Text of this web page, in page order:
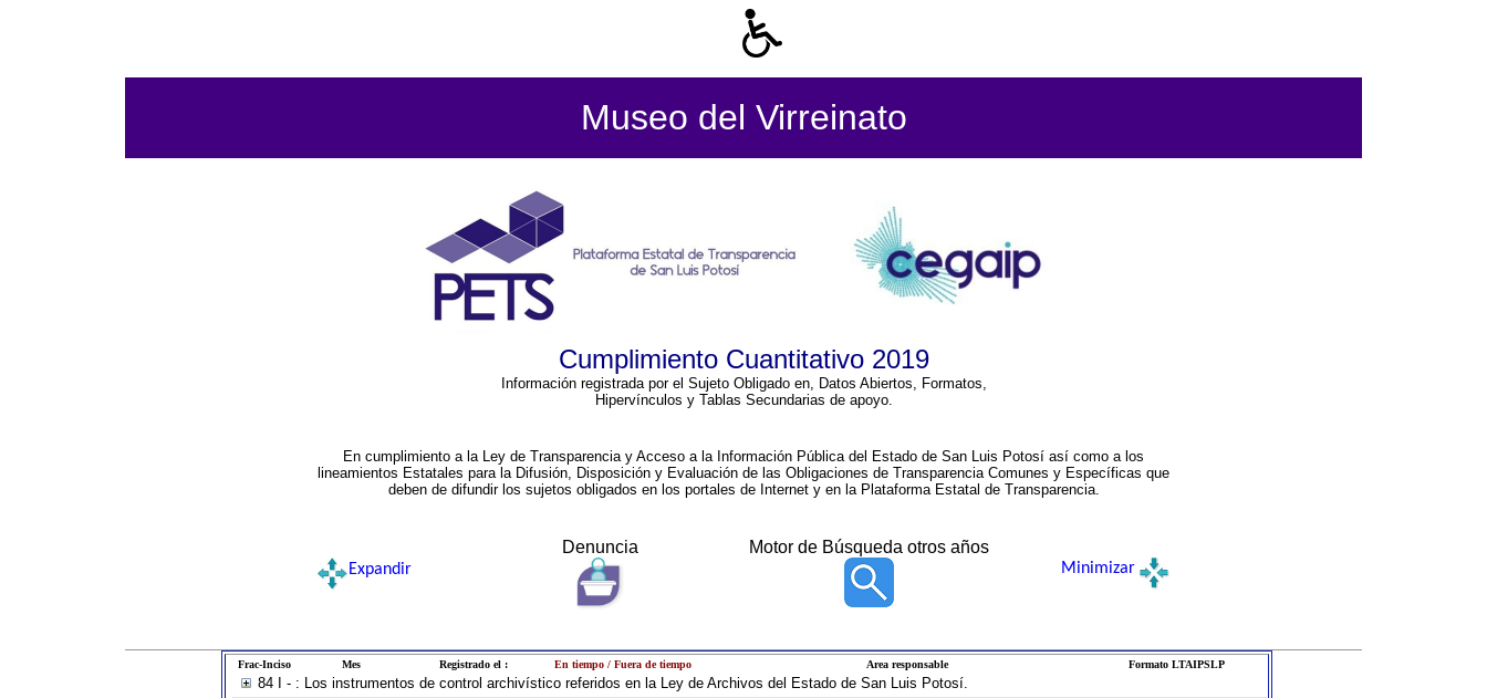
Museo del Virreinato
Cumplimiento Cuantitativo 2019
Información registrada por el Sujeto Obligado en, Datos Abiertos, Formatos,
Hipervínculos y Tablas Secundarias de apoyo.
En cumplimiento a la Ley de Transparencia y Acceso a la Información Pública del Estado de San Luis Potosí así como a los
lineamientos Estatales para la Difusión, Disposición y Evaluación de las Obligaciones de Transparencia Comunes y Específicas que
deben de difundir los sujetos obligados en los portales de Internet y en la Plataforma Estatal de Transparencia.
Denuncia Motor de Búsqueda otros años
Expandir Minimizar
Frac-Inciso Mes Registrado el : En tiempo / Fuera de tiempo Area responsable Formato LTAIPSLP
84 I - : Los instrumentos de control archivístico referidos en la Ley de Archivos del Estado de San Luis Potosí.